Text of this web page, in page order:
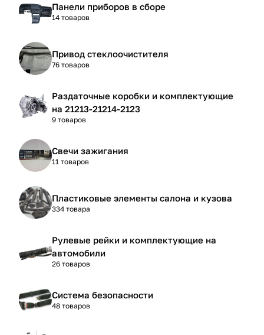
Панели приборов в сборе
14 товаров
Привод стеклоочистителя
76 товаров
Раздаточные коробки и комплектующие
на 21213-21214-2123
9 товаров
Свечи зажигания
11 товаров
Пластиковые элементы салона и кузова
334 товара
Рулевые рейки и комплектующие на
автомобили
26 товаров
Система безопасности
48 товаров